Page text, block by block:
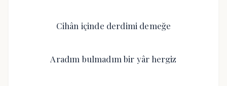
Cihân içinde derdimi demeğe
Aradım bulmadım bir yâr hergiz